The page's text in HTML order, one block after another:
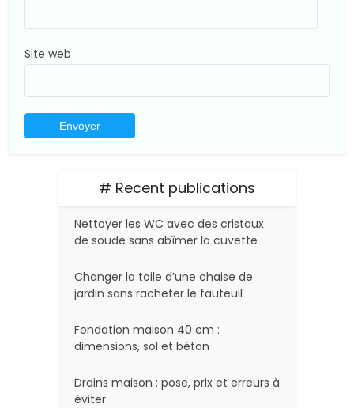
Site web
# Recent publications
Nettoyer les WC avec des cristaux
de soude sans abîmer la cuvette
Changer la toile d’une chaise de
jardin sans racheter le fauteuil
Fondation maison 40 cm :
dimensions, sol et béton
Drains maison : pose, prix et erreurs à
éviter